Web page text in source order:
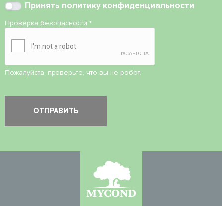
Принять политику конфиденциальности
Проверка безопасности *
Пожалуйста, проверьте, что вы не робот.